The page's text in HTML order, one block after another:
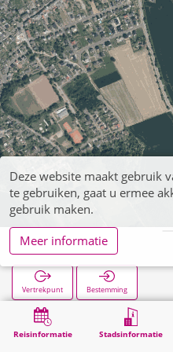
Reisinformatie Stadsinformatie
Tetz Bahnhof
Vertrekpunt Bestemming
Zoekopracht Tetz Bahnhof
Deze website maakt gebruik
te gebruiken, gaat u ermee
gebruik maken.
Meer informatie